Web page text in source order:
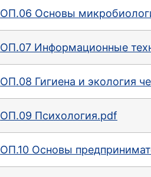
ОП.06 Основы
ОП.07 Информационные
ОП.08 Гигиена и экология
ОП.09 Психология.pdf
ОП.10 Основы